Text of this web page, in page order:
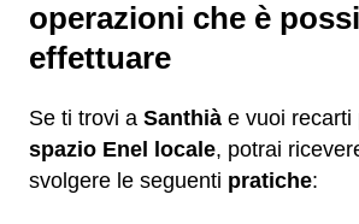
operazioni che è
effettuare
Se ti trovi a Santhià e vuoi recarti
spazio Enel locale, potrai
svolgere le seguenti pratiche: